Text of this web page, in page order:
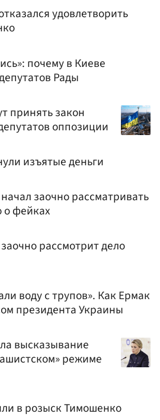
удовлетворить
почему в Киеве
Рады
принять закон
оппозиции
изъятые деньги
заочно рассматривать
о фейках
рассмотрит дело
воду с трупов». Как Ермак
президента Украины
высказывание
режиме
в розыск Тимошенко